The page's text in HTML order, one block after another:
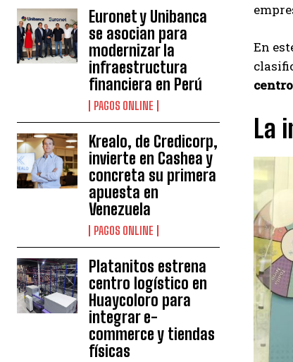
Euronet y Unibanca
se asocian para
modernizar la
infraestructura
financiera en Perú
PAGOS ONLINE
Krealo, de Credicorp,
invierte en Cashea y
concreta su primera
apuesta en
Venezuela
PAGOS ONLINE
Platanitos estrena
centro logístico en
Huaycoloro para
integrar e-
commerce y tiendas
físicas
En
La